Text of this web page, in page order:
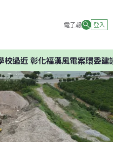
電子報 登入
彰化福漢風電案環委建議不應